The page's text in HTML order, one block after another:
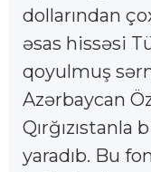
dollarından
əsas hissəsi
qoyulmuş
Azərbaycan
Qırğızıstanla
yaradıb. Bu